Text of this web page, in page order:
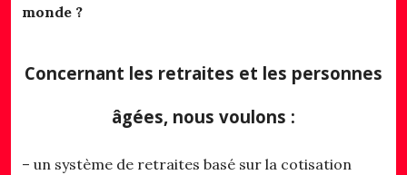
monde ?
Concernant les retraites et les personnes
âgées, nous voulons :
– un système de retraites basé sur la cotisation